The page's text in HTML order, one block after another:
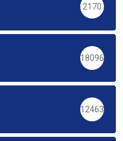
2170
18096
12463